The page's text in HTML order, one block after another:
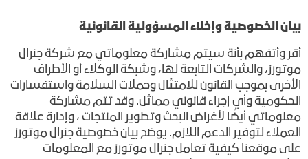
بيان الخصوصية وإخلاء المسؤولية القانونية
أقر وأتفهم بأنة سيتم مشاركة معلوماتي مع شركة جنرال
موتورز، والشركات التابعة لها، وشبكة الوكلاء أو الأطراف
الأخرى بموجب القانون للامتثال وحملات السلامة واستفسارات
الحكومية وأي إجراء قانوني مماثل. وقد تتم مشاركة
معلوماتي أيضًا لأغراض البحث وتطوير المنتجات ، وإدارة علاقة
العملاء لتوفير الدعم اللازم. يوضح بيان خصوصية جنرال موتورز
على موقعنا كيفية تعامل جنرال موتورز مع المعلومات